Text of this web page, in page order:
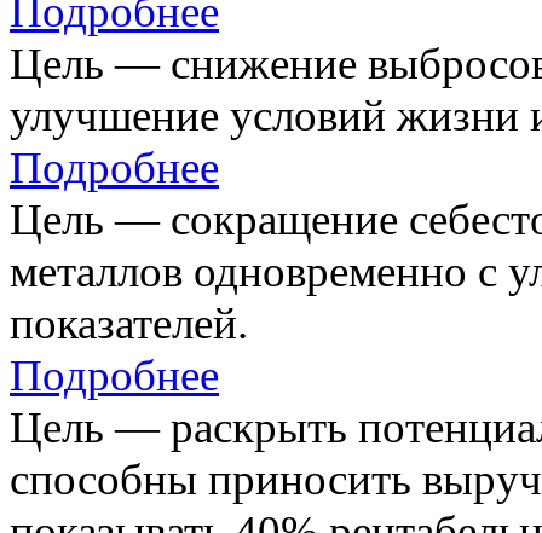
Подробнее
Цель — снижение
улучшение условий жизни
Подробнее
Цель — сокращение
металлов одновременно с
показателей.
Подробнее
Цель — раскрыть
способны приносить